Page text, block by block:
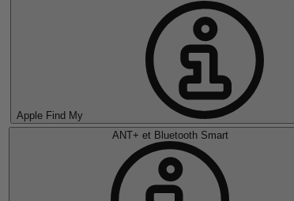
Apple Find My
ANT+ et Bluetooth Smart